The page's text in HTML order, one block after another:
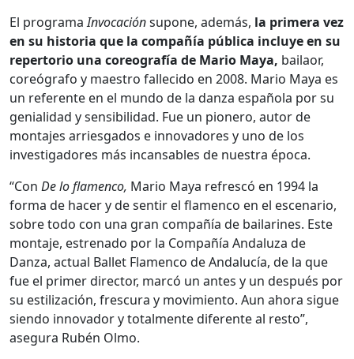
El programaInvocaciónsupone, además, la primera vez
en su historia que la compañía pública incluye en su
repertorio una coreografía de Mario Maya, bailaor,
coreógrafo y maestro fallecido en 2008. Mario Maya es
un referente en el mundo de la danza española por su
genialidad y sensibilidad. Fue un pionero, autor de
montajes arriesgados e innovadores y uno de los
investigadores más incansables de nuestra época.
“Con De lo flamenco, Mario Maya refrescó en 1994 la
forma de hacer y de sentir el flamenco en el escenario,
sobre todo con una gran compañía de bailarines. Este
montaje, estrenado por la Compañía Andaluza de
Danza, actual Ballet Flamenco de Andalucía, de la que
fue el primer director, marcó un antes y un después por
su estilización, frescura y movimiento. Aun ahora sigue
siendo innovador y totalmente diferente al resto”,
asegura Rubén Olmo.